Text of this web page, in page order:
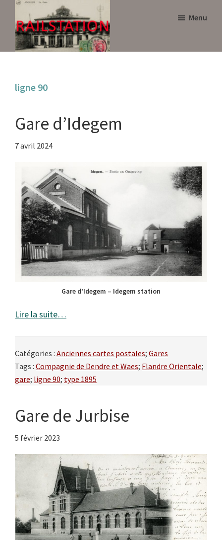
main
content
primary
sidebar
Menu
ligne 90
Gare d’Idegem
7 avril 2024
Gare d’Idegem – Idegem station
Lire la suite…
Catégories : Anciennes cartes postales; Gares
Tags : Compagnie de Dendre et Waes; Flandre Orientale;
gare; ligne 90; type 1895
Gare de Jurbise
5 février 2023